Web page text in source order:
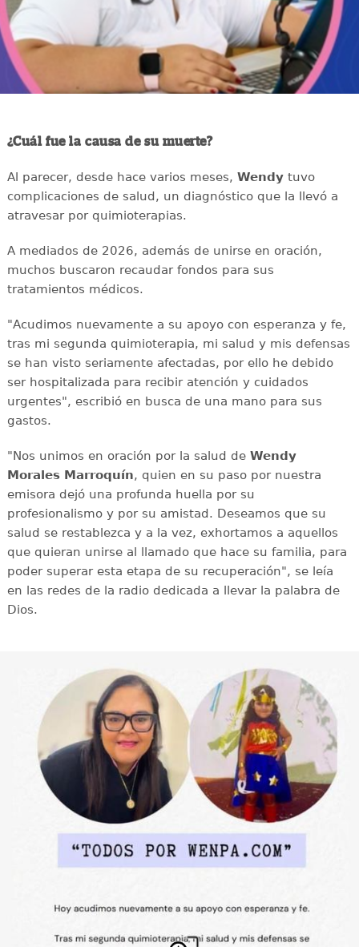
¿Cuál fue la causa de su muerte?
Al parecer, desde hace varios meses, Wendytuvo
complicaciones de salud, un diagnóstico que la llevó a
atravesar por quimioterapias.
A mediados de 2026, además de unirse en oración,
muchos buscaron recaudar fondos para sus
tratamientos médicos.
"Acudimos nuevamente a su apoyo con esperanza y fe,
tras mi segunda quimioterapia, mi salud y mis defensas
se han visto seriamente afectadas, por ello he debido
ser hospitalizada para recibir atención y cuidados
urgentes", escribió en busca de una mano para sus
gastos.
"Nos unimos en oración por la salud de Wendy
Morales Marroquín, quien en su paso por nuestra
emisora dejó una profunda huella por su
profesionalismo y por su amistad. Deseamos que su
salud se restablezca y a la vez, exhortamos a aquellos
que quieran unirse al llamado que hace su familia, para
poder superar esta etapa de su recuperación", se leía
en las redes de la radio dedicada a llevar la palabra de
Dios.